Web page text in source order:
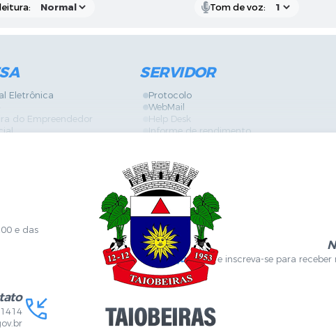
Tom de voz:
Eletrônica
do Empreendedor
SERVIDOR
Protocolo
WebMail
Help Desk
Informe de rendimento
GPI
Diário Oficial
Fale com RH
SGDI - Sistema de Gerência de Demandas
Concurso Público e Processo Seletivo
Portal da Atenção Primaria
e das
Clique aquie inscreva-se para